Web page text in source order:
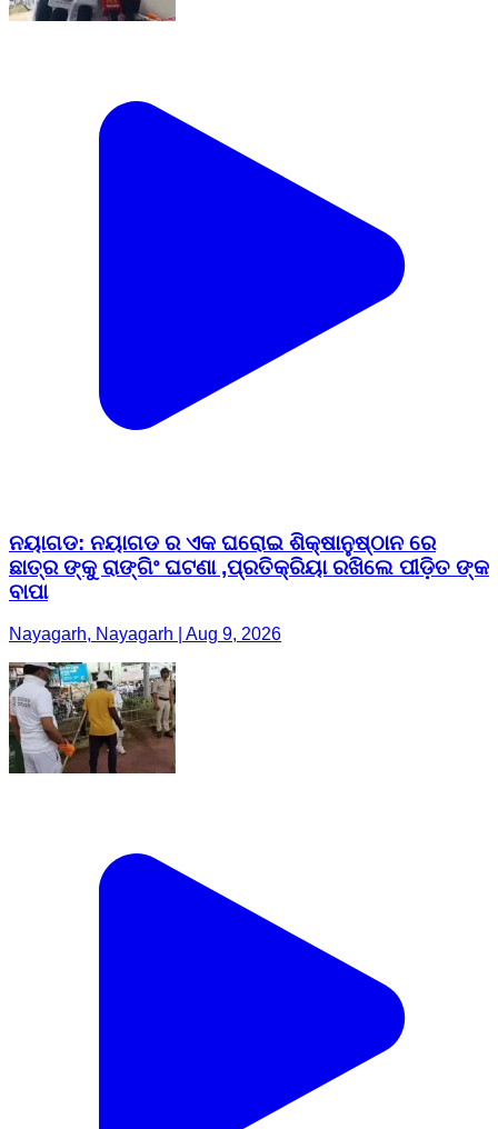
ନୟାଗଡ: ନୟାଗଡ ର ଏକ ଘରୋଇ ଶିକ୍ଷାନୁଷ୍ଠାନ ରେ
ଛାତ୍ର ଙ୍କୁ ରାଙ୍ଗିଂ ଘଟଣା ,ପ୍ରତିକ୍ରିୟା ରଖିଲେ ପୀଡ଼ିତ ଙ୍କ
ବାପା
Nayagarh, Nayagarh | Aug 9, 2026